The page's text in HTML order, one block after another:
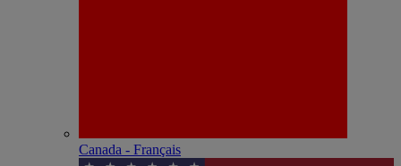
Canada - Français